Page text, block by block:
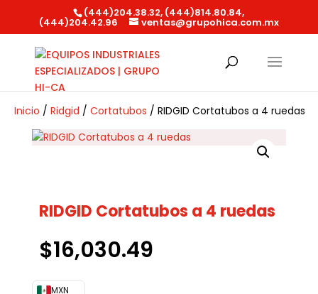
(444)204.38.32, (444)814.80.84,
(444)204.42.96 ventas@grupohica.com.mx
Inicio / Ridgid / Cortatubos / RIDGID Cortatubos a 4 ruedas
RIDGID Cortatubos a 4 ruedas
$16,030.49
MXN